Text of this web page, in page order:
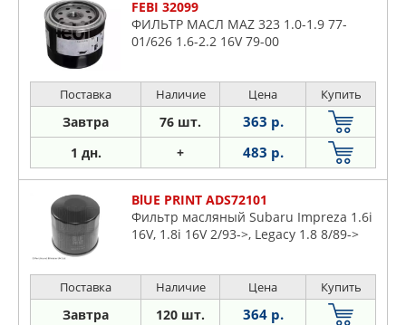
FEBI 32099
ФИЛЬТР МАСЛ MAZ 323 1.0-1.9 77-
01/626 1.6-2.2 16V 79-00
Поставка Наличие Цена Купить
Завтра 76 шт. 363 р.
1 дн. + 483 р.
BlUE PRINT ADS72101
Фильтр масляный Subaru Impreza 1.6i
16V, 1.8i 16V 2/93->, Legacy 1.8 8/89->
Поставка Наличие Цена Купить
Завтра 120 шт. 364 р.